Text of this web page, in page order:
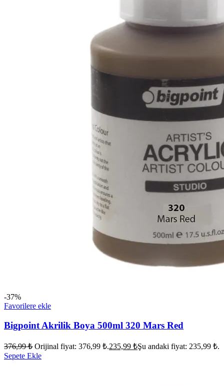
-37%
Favorilere ekle
Bigpoint Akrilik Boya 500ml 320 Mars Red
376,99₺ Orijinal fiyat: 376,99 ₺.235,99 ₺Şu andaki fiyat: 235,99 ₺.
Sepete Ekle